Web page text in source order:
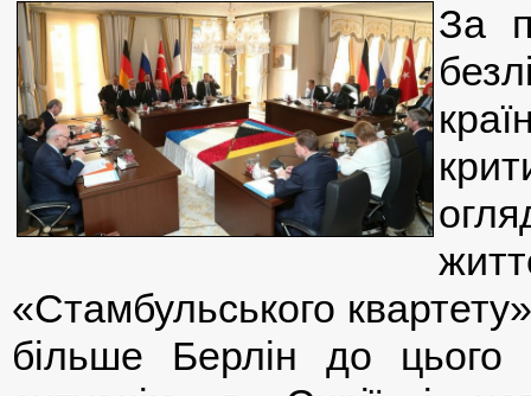
За
«Стамбульського
більше Берлін до